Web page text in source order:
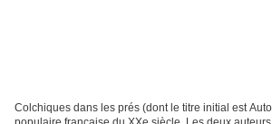
Colchiques dans les prés (dont le titre initial est